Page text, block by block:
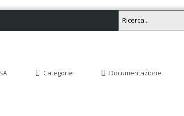
Categorie Documentazione